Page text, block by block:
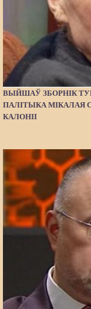
ВЫЙШАЎ ЗБОРНІК
ПАЛІТЫКА МІКАЛАЯ
КАЛОНІІ